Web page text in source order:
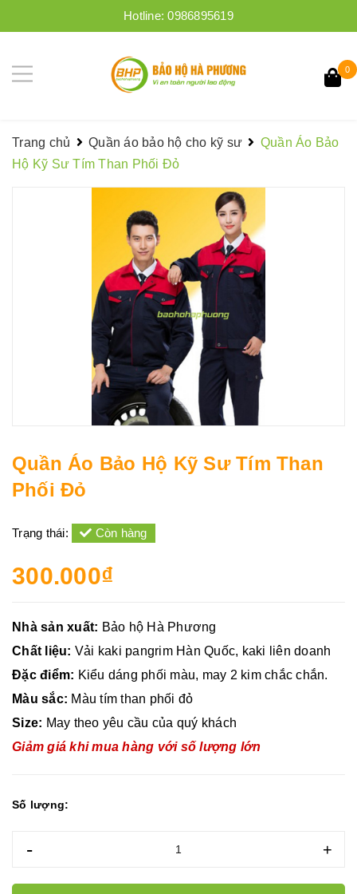
Hotline:0986895619
0
Trang chủ Quần áo bảo hộ cho kỹ sư
Quần Áo Bảo
Hộ Kỹ Sư Tím Than Phối Đỏ
Quần Áo Bảo Hộ Kỹ Sư Tím Than
Phối Đỏ
Trạng thái: Còn hàng
300.000₫
Nhà sản xuất: Bảo hộ Hà Phương
Chất liệu: Vải kaki pangrim Hàn Quốc, kaki liên doanh
Đặc điểm: Kiểu dáng phối màu, may 2 kim chắc chắn.
Màu sắc: Màu tím than phối đỏ
Size: May theo yêu cầu của quý khách
Giảm giá khi mua hàng với số lượng lớn
Số lượng:
- +